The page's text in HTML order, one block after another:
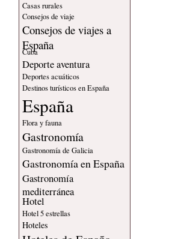
Casas rurales
Consejos de viaje
Consejos de viajes a
España
Cuba
Deporte aventura
Deportes acuáticos
Destinos turísticos en España
España
Flora y fauna
Gastronomía
Gastronomía de Galicia
Gastronomía en España
Gastronomía
mediterránea
Hotel
Hotel 5 estrellas
Hoteles